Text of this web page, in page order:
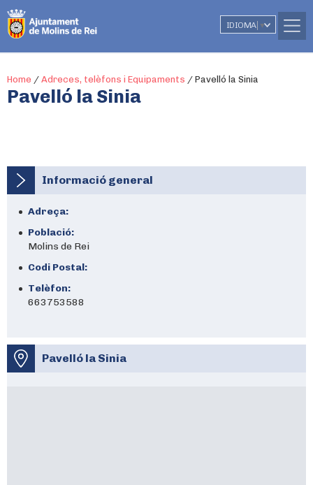
IDIOMA ▼
Home / Adreces, telèfons i Equipaments / Pavelló la Sinia
Pavelló la Sinia
Informació general
Adreça:
Població:
Molins de Rei
Codi Postal:
Telèfon:
663753588
Pavelló la Sinia